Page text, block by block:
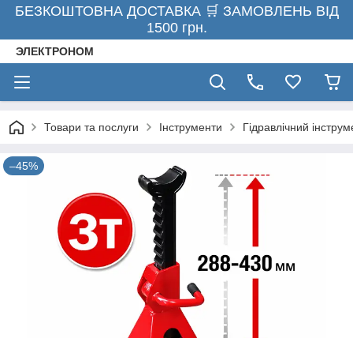
БЕЗКОШТОВНА ДОСТАВКА 🛒 ЗАМОВЛЕНЬ ВІД
1500 грн.
ЭЛЕКТРОНОМ
Товари та послуги Інструменти Гідравлічний
–45%